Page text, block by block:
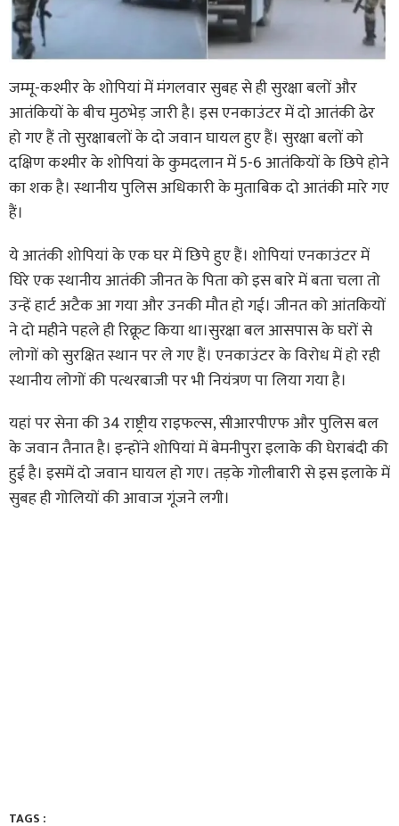
जम्मू-कश्मीर के शोपियां में मंगलवार सुबह से ही सुरक्षा बलों और
आतंकियों के बीच मुठभेड़ जारी है। इस एनकाउंटर में दो आतंकी ढेर
हो गए हैं तो सुरक्षाबलों के दो जवान घायल हुए हैं। सुरक्षा बलों को
दक्षिण कश्मीर के शोपियां के कुमदलान में 5-6 आतंकियों के छिपे होने
का शक है। स्थानीय पुलिस अधिकारी के मुताबिक दो आतंकी मारे गए
हैं।
ये आतंकी शोपियां के एक घर में छिपे हुए हैं। शोपियां एनकाउंटर में
घिरे एक स्थानीय आतंकी जीनत के पिता को इस बारे में बता चला तो
उन्हें हार्ट अटैक आ गया और उनकी मौत हो गई। जीनत को आंतकियों
ने दो महीने पहले ही रिक्रूट किया था।सुरक्षा बल आसपास के घरों से
लोगों को सुरक्षित स्थान पर ले गए हैं। एनकाउंटर के विरोध में हो रही
स्थानीय लोगों की पत्थरबाजी पर भी नियंत्रण पा लिया गया है।
यहां पर सेना की 34 राष्ट्रीय राइफल्स, सीआरपीएफ और पुलिस बल
के जवान तैनात है। इन्होंने शोपियां में बेमनीपुरा इलाके की घेराबंदी की
हुई है। इसमें दो जवान घायल हो गए। तड़के गोलीबारी से इस इलाके में
सुबह ही गोलियों की आवाज गूंजने लगी।
TAGS :